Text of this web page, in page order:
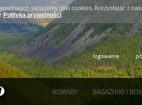
stosujemy pliki cookies. Korzystając z
Polityką prywatności.
logowanie
BAGAŻNIKI I
ROWERY